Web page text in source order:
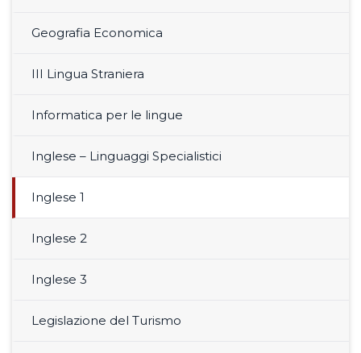
Geografia Economica
III Lingua Straniera
Informatica per le lingue
Inglese – Linguaggi Specialistici
Inglese 1
Inglese 2
Inglese 3
Legislazione del Turismo